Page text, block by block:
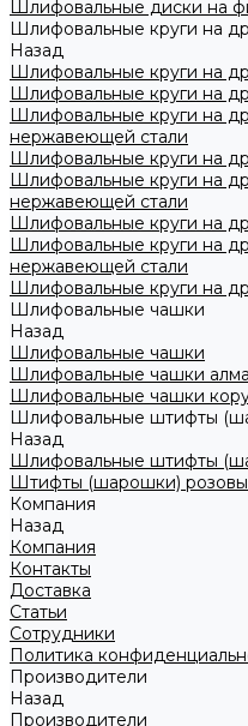
Шлифовальные диски на
Шлифовальные круги на
Назад
Шлифовальные круги на
Шлифовальные круги на
Шлифовальные круги на
нержавеющей стали
Шлифовальные круги на
Шлифовальные круги на
нержавеющей стали
Шлифовальные круги на
Шлифовальные круги на
нержавеющей стали
Шлифовальные круги на
Шлифовальные чашки
Назад
Шлифовальные чашки
Шлифовальные чашки
Шлифовальные чашки
Шлифовальные штифты
Назад
Шлифовальные штифты
Штифты (шарошки)
Компания
Назад
Компания
Контакты
Доставка
Статьи
Сотрудники
Политика
Производители
Назад
Производители